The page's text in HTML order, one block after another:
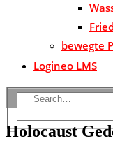
bewegte
Logineo LMS
Holocaust